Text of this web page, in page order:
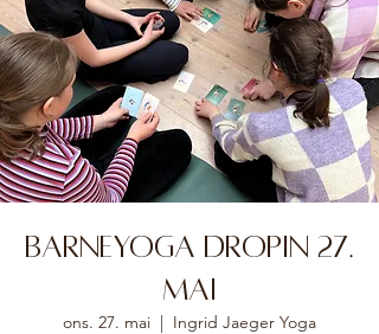
Barneyoga dropin 27.
mai
ons. 27. mai
  |
Ingrid Jaeger Yoga